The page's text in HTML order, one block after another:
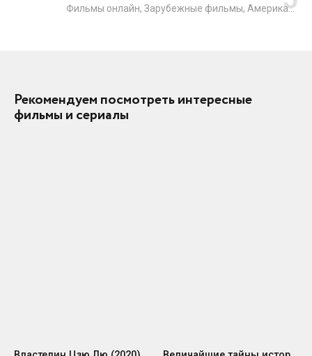
Фильмы онлайн, Зарубежные фильмы, Американские фильмы, Драмы, Мелодрамы
Рекомендуем посмотреть интересные
фильмы и сериалы